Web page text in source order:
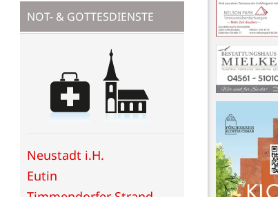
NOT- & GOTTESDIENSTE
Neustadt i.H.
Eutin